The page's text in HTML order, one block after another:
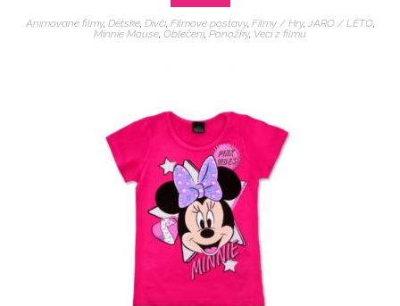
Animované filmy, Dětské, Dívčí, Filmové postavy, Filmy / Hry, JARO / LÉTO,
Minnie Mouse, Oblečení, Ponožky, Veci z filmu